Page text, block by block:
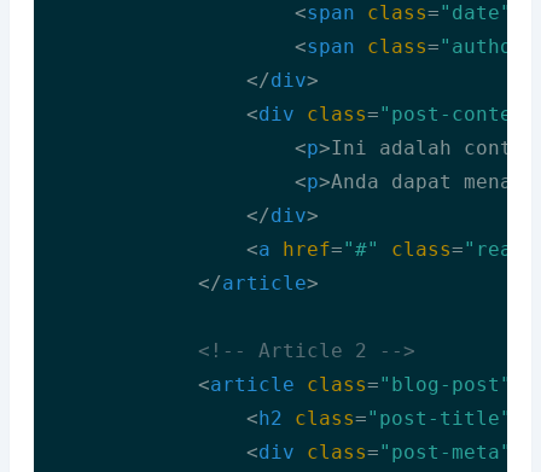
<span class="date"
<span class="author"
</div>
<div class="post-
<p>Ini adalah contoh
<p>Anda dapat
</div>
<a href="#" class="read-
</article>
<!-- Article 2 -->
<article class="blog-post"
<h2 class="post-title"
<div class="post-meta"